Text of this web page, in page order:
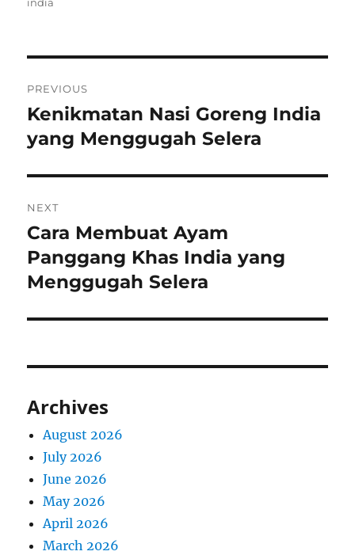
navigation
PREVIOUS
Previous
post:
Kenikmatan Nasi Goreng India
yang Menggugah Selera
NEXT
Next
post:
Cara Membuat Ayam
Panggang Khas India yang
Menggugah Selera
Archives
August 2026
July 2026
June 2026
May 2026
April 2026
March 2026